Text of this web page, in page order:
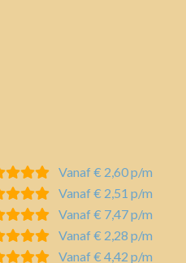
Vanaf € 2,60 p/m
Vanaf € 2,51 p/m
Vanaf € 7,47 p/m
Vanaf € 2,28 p/m
Vanaf € 4,42 p/m